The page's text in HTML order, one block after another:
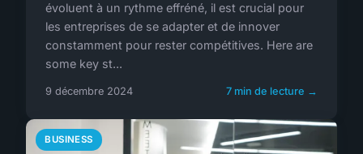
évoluent à un rythme effréné, il est crucial pour
les entreprises de se adapter et de innover
constamment pour rester compétitives. Here are
some key st...
9 décembre 2024 7 min de lecture →
BUSINESS